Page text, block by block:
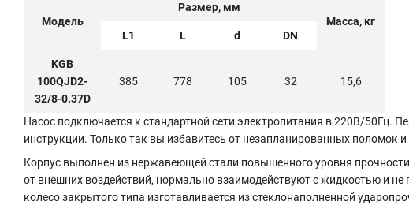
Модель
Размер, мм
Масса, кг
L1
L d DN
KGB
100QJD2-
32/8-0.37D
385 778 105 32 15,6
Насос подключается к стандартной сети электропитания в 220В/50Гц.
инструкции. Только так вы избавитесь от незапланированных поломок
Корпус выполнен из нержавеющей стали повышенного уровня
от внешних воздействий, нормально взаимодействуют с жидкостью и
колесо закрытого типа изготавливается изстеклонаполненной